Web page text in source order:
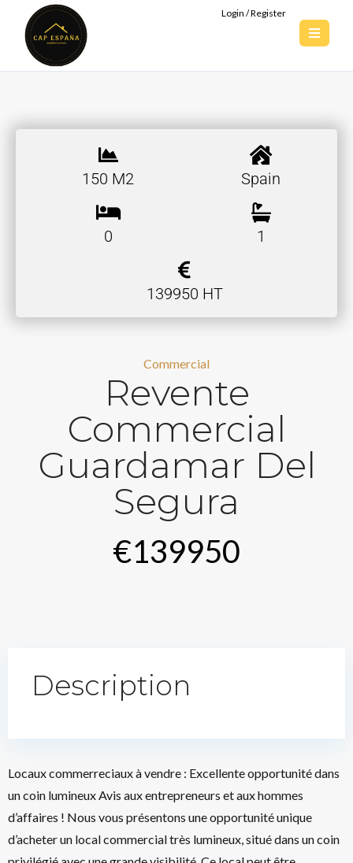
Login / Register
150 M2 Spain
0 1
139950 HT
Commercial
Revente
Commercial
Guardamar Del
Segura
€139950
Description
Locaux commerreciaux à vendre : Excellente opportunité dans
un coin lumineux Avis aux entrepreneurs et aux hommes
d’affaires ! Nous vous présentons une opportunité unique
d’acheter un local commercial très lumineux, situé dans un coin